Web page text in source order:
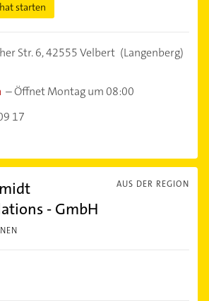
starten
Str. 6,42555 Velbert (Langenberg)
–Öffnet Montag um 08:00
17
AUS DER REGION
- GmbH